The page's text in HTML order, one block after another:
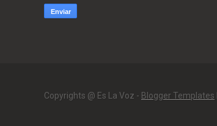
Copyrights @ Es La Voz - Blogger Templates